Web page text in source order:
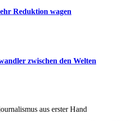
Reduktion wagen
zwischen den Welten